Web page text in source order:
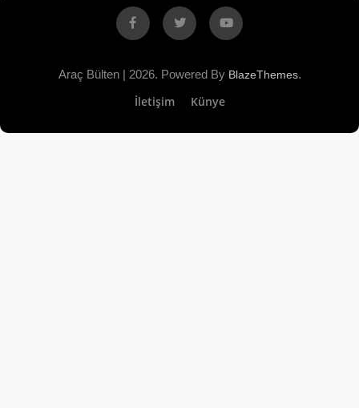
Facebook
X YouTube
Araç Bülten | 2026. Powered By BlazeThemes.
İletişim Künye